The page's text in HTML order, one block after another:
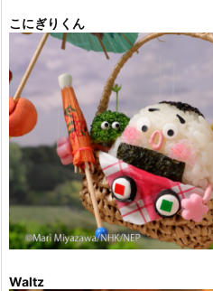
こにぎりくん
Waltz